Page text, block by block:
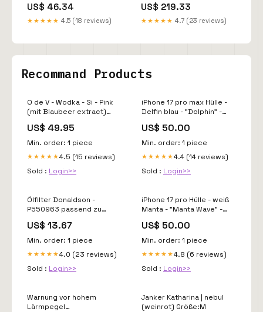
blue) Happy Sammies Eco
US$ 46.34
★★★★★ 4.5 (18 reviews)
US$ 219.33
★★★★★ 4.7 (23 reviews)
Recommand Products
O de V - Wodka - Si - Pink
(mit Blaubeer extract)
Champagne
US$ 49.95
Min. order: 1 piece
★★★★★4.5 (15 reviews)
Sold : Login>>
iPhone 17 pro max Hülle -
Delfin blau - "Dolphin" -
schildkroeten
US$ 50.00
Min. order: 1 piece
★★★★★4.4 (14 reviews)
Sold : Login>>
Ölfilter Donaldson -
P550963 passend zu
886K
US$ 13.67
Min. order: 1 piece
★★★★★4.0 (23 reviews)
Sold : Login>>
iPhone 17 pro Hülle - weiß
Manta - "Manta Wave" -
US$ 50.00
Min. order: 1 piece
★★★★★4.8 (6 reviews)
Sold : Login>>
Warnung vor hohem
Lärmpegel
Janker Katharina | nebul
(weinrot) Größe:M